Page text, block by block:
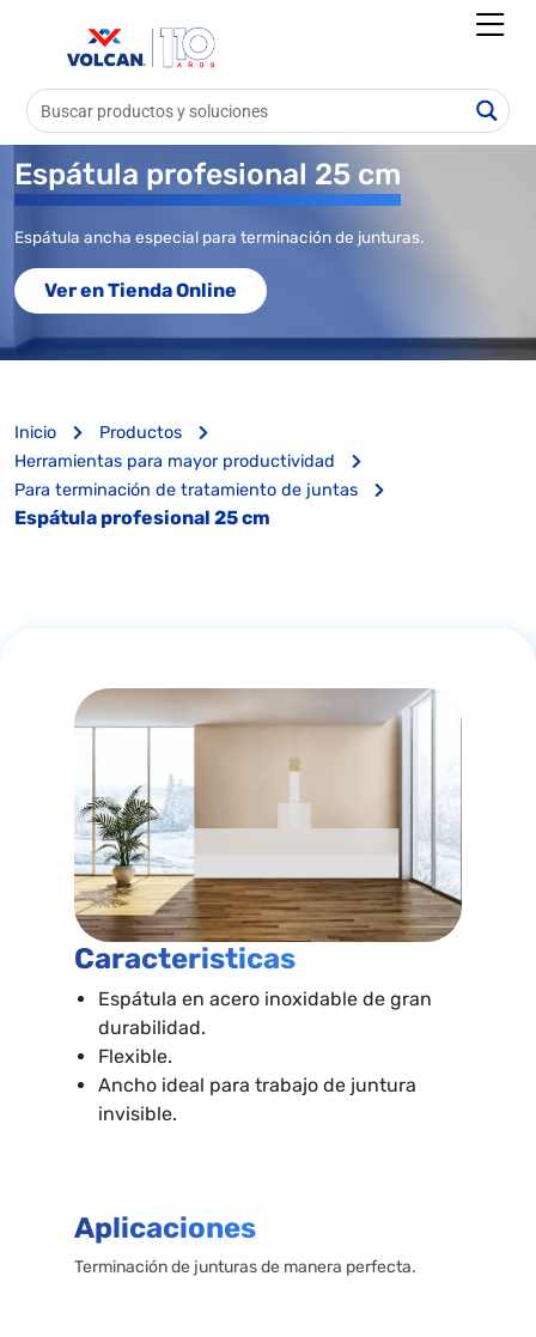
Espátula profesional 25 cm
Espátula ancha especial para terminación de junturas.
Ver en Tienda Online
Inicio
Productos
Herramientas para mayor productividad
Para terminación de tratamiento de juntas
Espátula profesional 25 cm
Caracteristicas
Espátula en acero inoxidable de gran
durabilidad.
Flexible.
Ancho ideal para trabajo de juntura
invisible.
Aplicaciones
Terminación de junturas de manera perfecta.